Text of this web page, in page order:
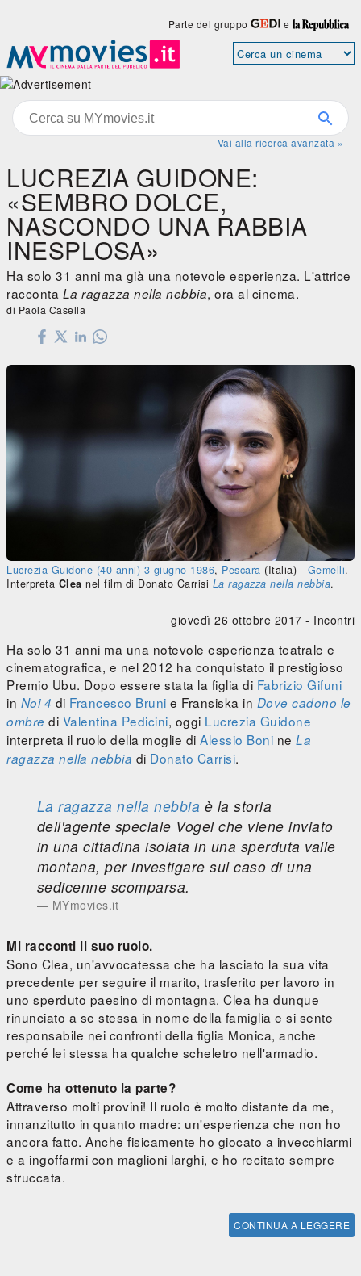
Parte del gruppo e
Vai alla ricerca avanzata »
LUCREZIA GUIDONE:
«SEMBRO DOLCE,
NASCONDO UNA RABBIA
INESPLOSA»
Ha solo 31 anni ma già una notevole esperienza. L'attrice
racconta La ragazza nella nebbia, ora al cinema.
di Paola Casella
Lucrezia Guidone (40 anni) 3 giugno 1986, Pescara (Italia) - Gemelli.
Interpreta Clea nel film di Donato Carrisi La ragazza nella nebbia.
giovedì 26 ottobre 2017 - Incontri
Ha solo 31 anni ma una notevole esperienza teatrale e
cinematografica, e nel 2012 ha conquistato il prestigioso
Premio Ubu. Dopo essere stata la figlia di Fabrizio Gifuni
in Noi 4 di Francesco Bruni e Fransiska in Dove cadono le
ombre di Valentina Pedicini, oggi Lucrezia Guidone
interpreta il ruolo della moglie di Alessio Boni ne La
ragazza nella nebbia di Donato Carrisi.
La ragazza nella nebbia è la storia
dell'agente speciale Vogel che viene inviato
in una cittadina isolata in una sperduta valle
montana, per investigare sul caso di una
sedicenne scomparsa.
MYmovies.it
Mi racconti il suo ruolo.
Sono Clea, un'avvocatessa che ha lasciato la sua vita
precedente per seguire il marito, trasferito per lavoro in
uno sperduto paesino di montagna. Clea ha dunque
rinunciato a se stessa in nome della famiglia e si sente
responsabile nei confronti della figlia Monica, anche
perché lei stessa ha qualche scheletro nell'armadio.
Come ha ottenuto la parte?
Attraverso molti provini! Il ruolo è molto distante da me,
innanzitutto in quanto madre: un'esperienza che non ho
ancora fatto. Anche fisicamente ho giocato a invecchiarmi
e a ingoffarmi con maglioni larghi, e ho recitato sempre
struccata.
CONTINUA A LEGGERE